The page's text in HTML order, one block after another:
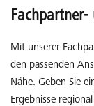
Fachpartner-
Mit unserer
den passenden
Nähe. Geben Sie
Ergebnisse